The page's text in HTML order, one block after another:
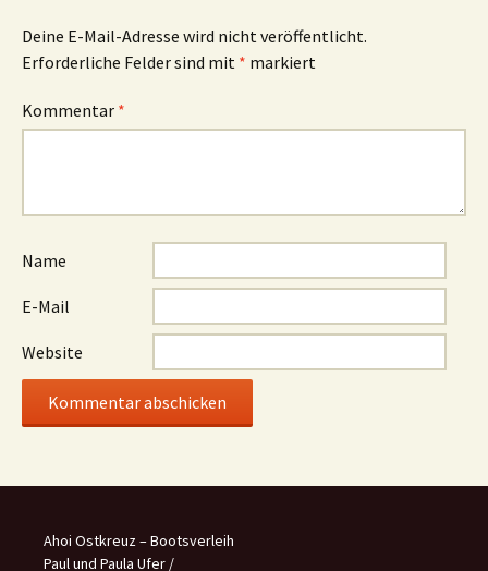
Deine E-Mail-Adresse wird nicht veröffentlicht.
Erforderliche Felder sind mit * markiert
Kommentar *
Name
E-Mail
Website
Ahoi Ostkreuz – Bootsverleih
Paul und Paula Ufer /